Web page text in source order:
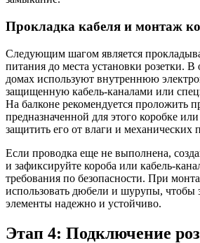
Прокладка кабеля и монтаж
Следующим шагом является
питания до места установки розетки.
домах используют внутреннюю
защищенную кабель-каналами или
На балконе рекомендуется проложить
предназначенной для этого коробке
защитить его от влаги и механических
Если проводка еще не выполнена,
и зафиксируйте короба или кабель-
требования по безопасности. При
использовать дюбели и шурупы, чтобы
элементы надежно и устойчиво.
Этап 4: Подключение